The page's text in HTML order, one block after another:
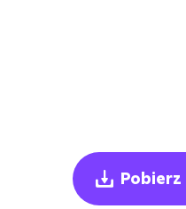
Pobierz